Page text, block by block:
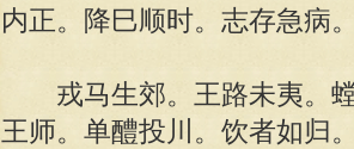
内正。降巳顺时。志存急病
戎马生郊。王路未夷。螳
王师。单醴投川。饮者如归